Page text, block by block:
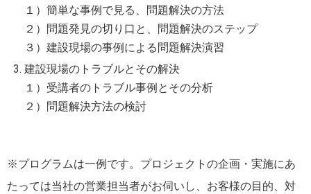
１）簡単な事例で見る、問題解決の方法
２）問題発見の切り口と、問題解決のステップ
３）建設現場の事例による問題解決演習
建設現場のトラブルとその解決
１）受講者のトラブル事例とその分析
２）問題解決方法の検討
※プログラムは一例です。プロジェクトの企画・実施にあ
たっては当社の営業担当者がお伺いし、お客様の目的、対